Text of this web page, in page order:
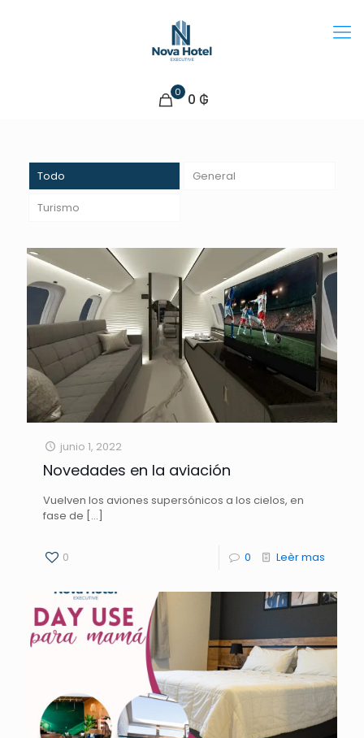
0 0 ₲
Todo General
Turismo
junio 1, 2022
Novedades en la aviación
Vuelven los aviones supersónicos a los cielos, en
fase de […]
0 0 Leèr mas